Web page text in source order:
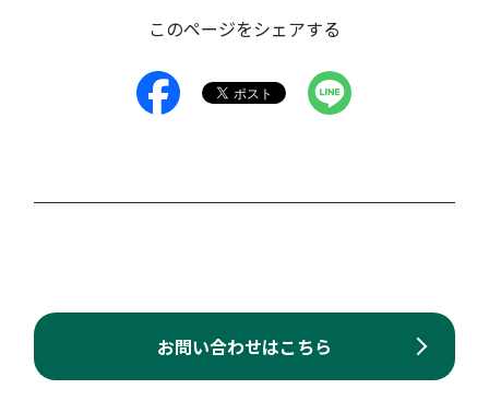
このページをシェアする
お問い合わせはこちら